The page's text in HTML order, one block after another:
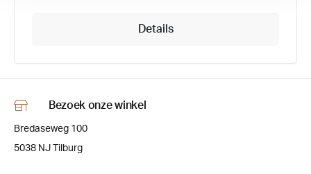
Details
Bezoek onze winkel
Bredaseweg 100
5038 NJ Tilburg